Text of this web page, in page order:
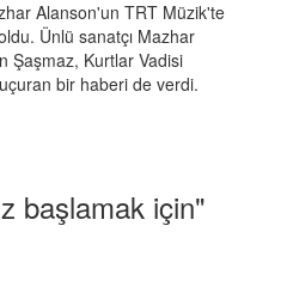
Alanson'un TRT Müzik'te
Ünlü sanatçı Mazhar
Şaşmaz, Kurtlar Vadisi
bir haberi de verdi.
başlamak için"